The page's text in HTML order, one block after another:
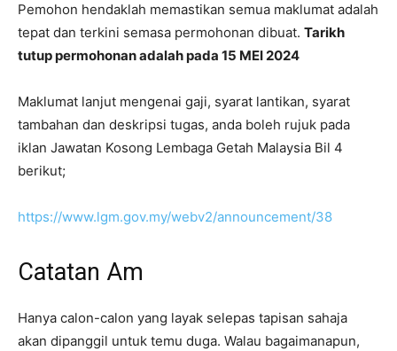
Pemohon hendaklah memastikan semua maklumat adalah
tepat dan terkini semasa permohonan dibuat. Tarikh
tutup permohonan adalah pada 15 MEI 2024
Maklumat lanjut mengenai gaji, syarat lantikan, syarat
tambahan dan deskripsi tugas, anda boleh rujuk pada
iklan Jawatan Kosong Lembaga Getah Malaysia Bil 4
berikut;
https://www.lgm.gov.my/webv2/announcement/38
Catatan Am
Hanya calon-calon yang layak selepas tapisan sahaja
akan dipanggil untuk temu duga. Walau bagaimanapun,